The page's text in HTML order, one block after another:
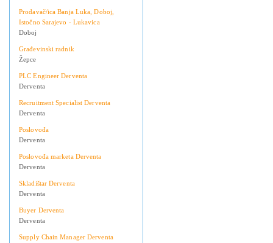
Prodavač/ica Banja Luka, Doboj,
Istočno Sarajevo - Lukavica
Doboj
Građevinski radnik
Žepce
PLC Engineer Derventa
Derventa
Recruitment Specialist Derventa
Derventa
Poslovođa
Derventa
Poslovođa marketa Derventa
Derventa
Skladištar Derventa
Derventa
Buyer Derventa
Derventa
Supply Chain Manager Derventa